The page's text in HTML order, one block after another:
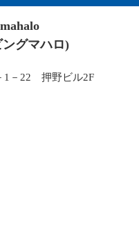
グマハロ)
1－22 押野ビル2F